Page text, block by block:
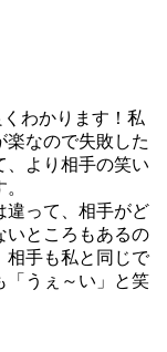
わかります！私
楽なので失敗した
、より相手の笑い
違って、相手がど
いところもあるの
相手も私と同じで
「うぇ～い」と笑